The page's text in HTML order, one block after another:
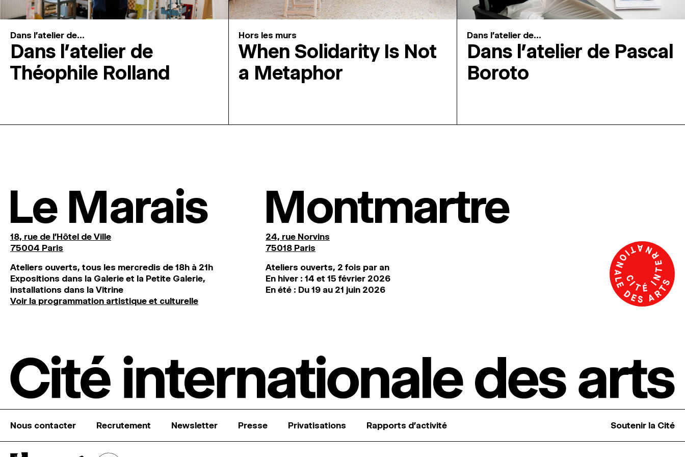
Dans l'atelier de...
Dans l’atelier de
Théophile Rolland
Hors les murs
When Solidarity Is Not
a Metaphor
Dans l'atelier de...
Dans l’atelier de Pascal
Boroto
Le Marais
18, rue de l'Hôtel de Ville
75004 Paris
Ateliers ouverts, tous les mercredis de 18h à 21h
Expositions dans la Galerie et la Petite Galerie,
installations dans la Vitrine
Voir la programmation artistique et culturelle
Montmartre
24, rue Norvins
75018 Paris
Ateliers ouverts, 2 fois par an
En hiver : 14 et 15 février 2026
En été : Du 19 au 21 juin 2026
Nous contacter Recrutement Newsletter Presse Privatisations Rapports d’activité Soutenir la Cité